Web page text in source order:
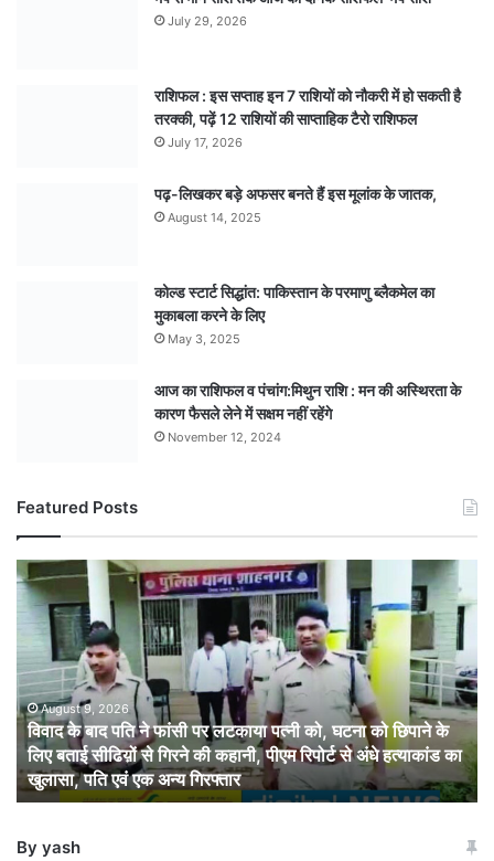
July 29, 2026
राशिफल : इस सप्ताह इन 7 राशियों को नौकरी में हो सकती है
तरक्की, पढ़ें 12 राशियों की साप्ताहिक टैरो राशिफल
July 17, 2026
पढ़-लिखकर बड़े अफसर बनते हैं इस मूलांक के जातक,
August 14, 2025
कोल्ड स्टार्ट सिद्धांत: पाकिस्तान के परमाणु ब्लैकमेल का
मुकाबला करने के लिए
May 3, 2025
आज का राशिफल व पंचांग:मिथुन राशि : मन की अस्थिरता के
कारण फैसले लेने में सक्षम नहीं रहेंगे
November 12, 2024
Featured Posts
विवाद
के
बाद
ने
फांसी
पर
लटकाया
पत्नी
को,
घटना
छिपाने
August 9, 2026
विवाद के बाद पति ने फांसी पर लटकाया पत्नी को, घटना को छिपाने के
लिए बताई सीढिय़ों से गिरने की कहानी, पीएम रिपोर्ट से अंधे हत्याकांड का
खुलासा, पति एवं एक अन्य गिरफ्तार
By yash